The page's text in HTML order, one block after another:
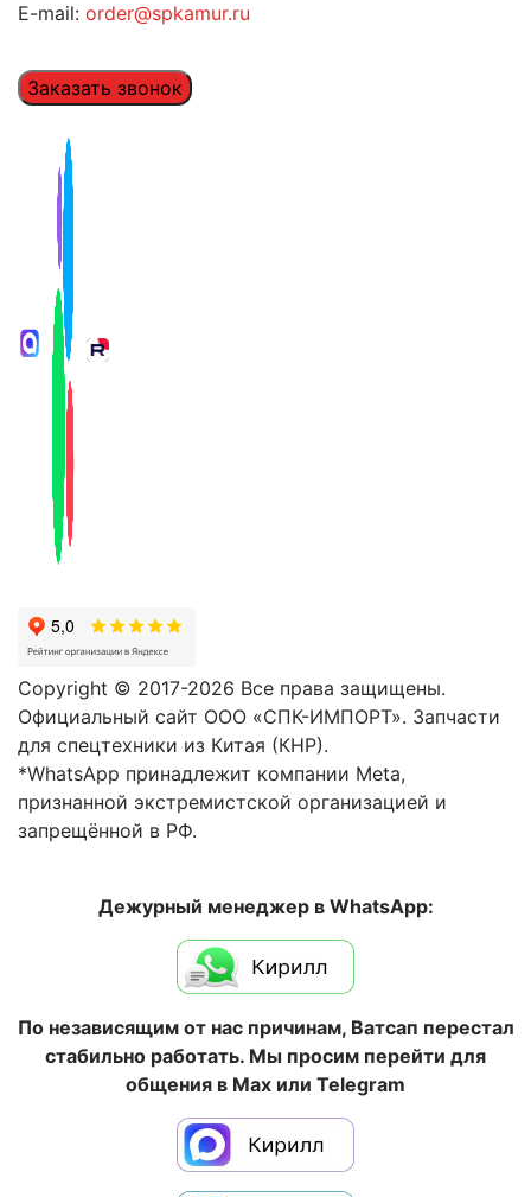
E-mail: order@spkamur.ru
Заказать звонок
Copyright © 2017-2026 Все права защищены.
Официальный сайт ООО «СПК-ИМПОРТ». Запчасти
для спецтехники из Китая (КНР).
*WhatsApp принадлежит компании Meta,
признанной экстремистской организацией и
запрещённой в РФ.
Дежурный менеджер в WhatsApp:
По независящим от нас причинам, Ватсап перестал
стабильно работать. Мы просим перейти для
общения в Max или Telegram